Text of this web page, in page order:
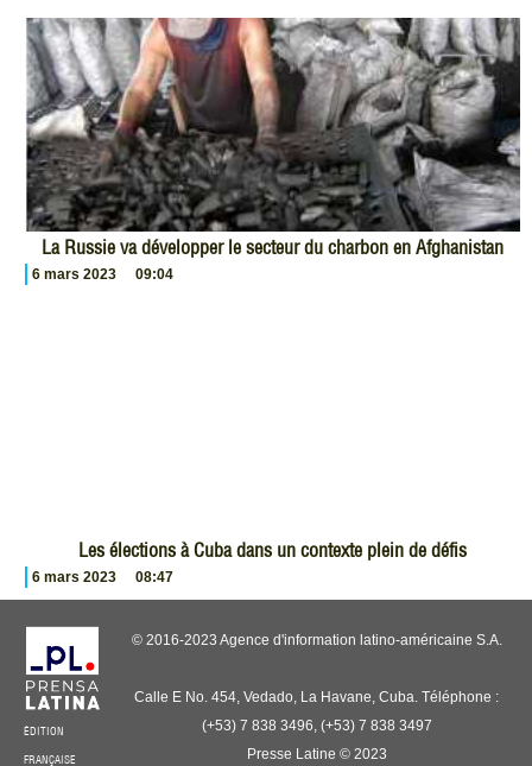
La Russie va développer le secteur du charbon en Afghanistan
6 mars 2023 09:04
Les élections à Cuba dans un contexte plein de défis
6 mars 2023 08:47
ÉDITION
FRANÇAISE
© 2016-2023 Agence d'information latino-américaine S.A.
Calle E No. 454, Vedado, La Havane, Cuba. Téléphone :
(+53) 7 838 3496, (+53) 7 838 3497
Presse Latine © 2023